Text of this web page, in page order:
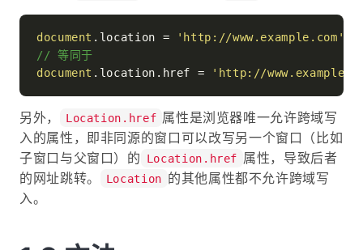
document . location = 'http://www.example.com'
// 等同于
document . location . href = 'http://
另外， Location.href 属性是浏览器唯一允许跨域写
入的属性，即非同源的窗口可以改写另一个窗口（比如
子窗口与父窗口）的
Location.href 属性，导致后者
的网址跳转。
Location 的其他属性都不允许跨域写
入。